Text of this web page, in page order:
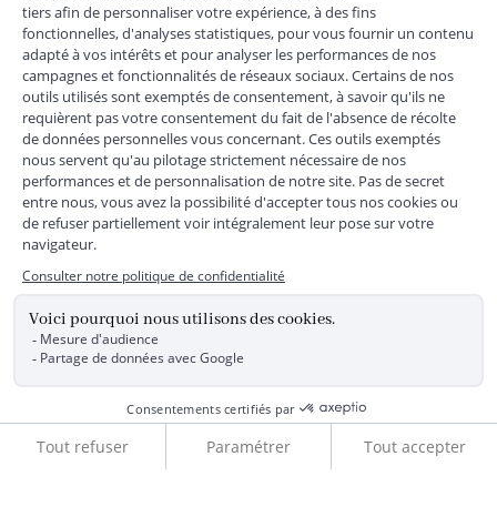
Ajouter au panier
SERVICE CLIENTS +
SUIVEZ-NOUS
MENTIONS LÉGALES|CGU|CGV|COOKIES |
DONNÉES PERSONNELLES
*Livraison express gratuite en point relais dès 59 € et à domicile dès 150
€ vers la France Métropolitaine
du traitement, sont nécessaires à l'envoi de newsletters, à la
création de compte, pour le traitement, le suivi et la livraison
de votre commande, ainsi que pour le suivi de votre
Règlement Européen 2016/679 du 27 avril 2016 sur la
protection des données personnelles, vous bénéficiez d'un
droit d'accès, d'édiction des directives anticipées, de